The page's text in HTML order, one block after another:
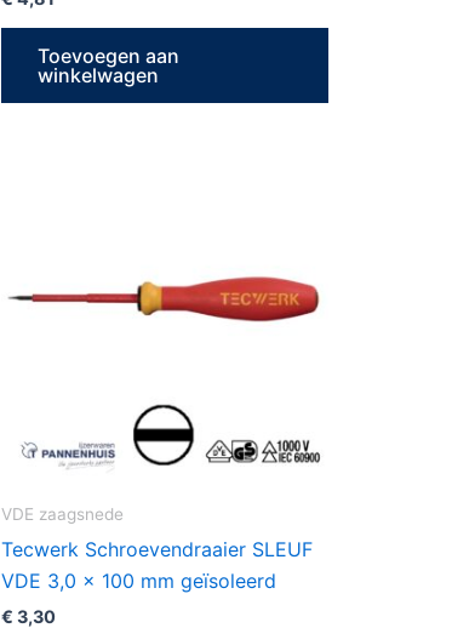
Toevoegen aan
winkelwagen
VDE zaagsnede
Tecwerk Schroevendraaier SLEUF
VDE 3,0 x 100 mm geïsoleerd
€ 3,30